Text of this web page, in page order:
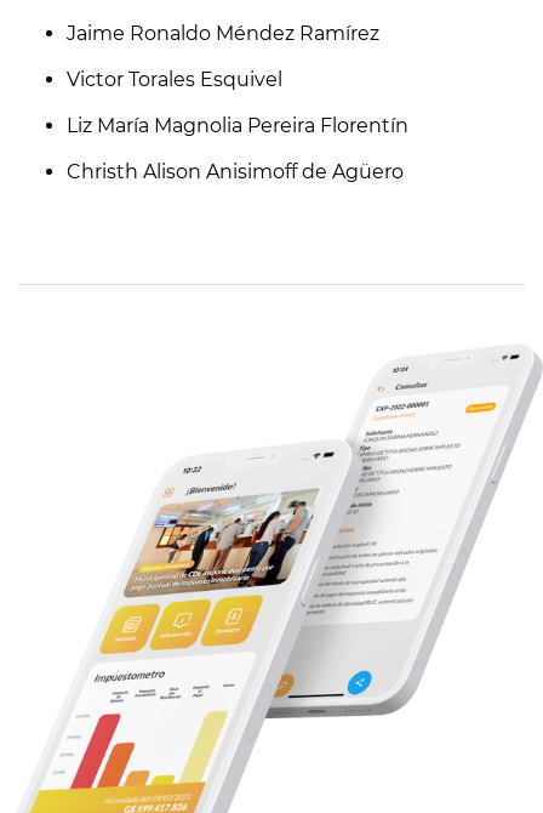
Jaime Ronaldo Méndez Ramírez
Victor Torales Esquivel
Liz María Magnolia Pereira Florentín
Christh Alison Anisimoff de Agüero